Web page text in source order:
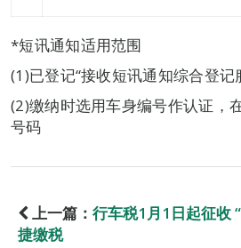
*短讯通知适用范围
(1)已登记“接收短讯通知综合登记
(2)缴纳时选用车身编号作认证，
号码
上一篇： 行车税1月1日起征收
捷缴税